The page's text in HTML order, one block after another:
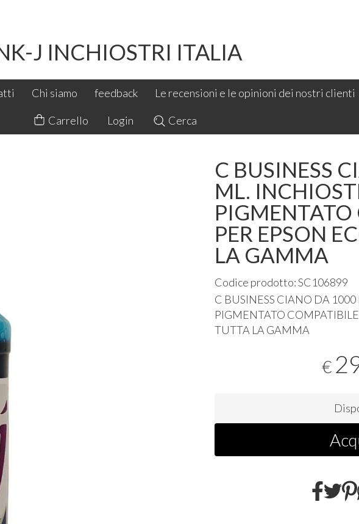
J INCHIOSTRI ITALIA
Chi siamo feedback Le recensioni e le opinioni dei nostri clienti
Carrello Login Cerca
C BUSINESS
ML.
PER EPSON
LA GAMMA
Codice prodotto: SC106899
C BUSINESS CIANO DA 1000
PIGMENTATO COMPATIBILE
TUTTA LA GAMMA
€